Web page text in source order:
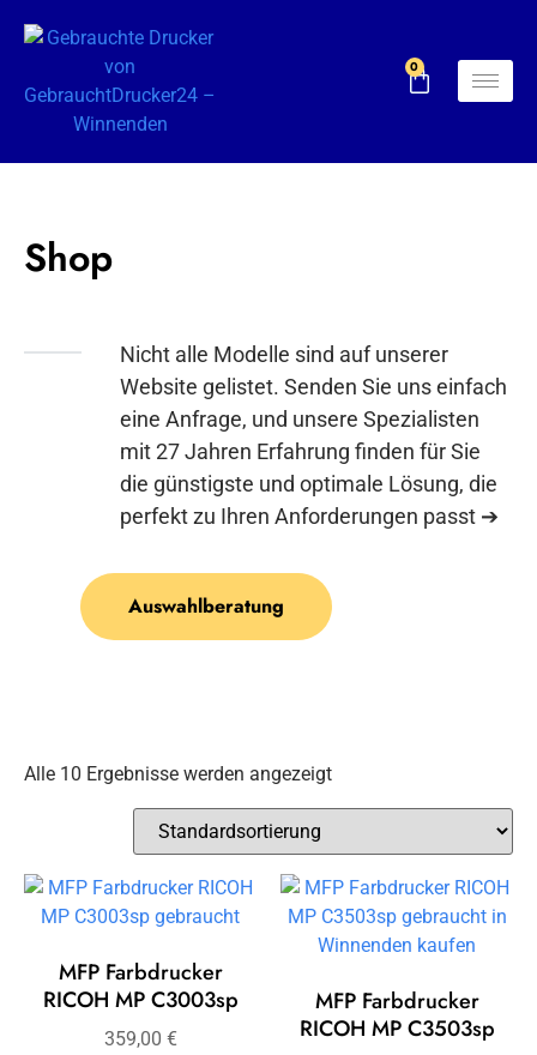
0
Shop
Nicht alle Modelle sind auf unserer
Website gelistet. Senden Sie uns einfach
eine Anfrage, und unsere Spezialisten
mit 27 Jahren Erfahrung finden für Sie
die günstigste und optimale Lösung, die
perfekt zu Ihren Anforderungen passt ➔
Auswahlberatung
Alle 10 Ergebnisse werden angezeigt
MFP Farbdrucker
RICOH MP C3003sp
359,00 €
MFP Farbdrucker
RICOH MP C3503sp